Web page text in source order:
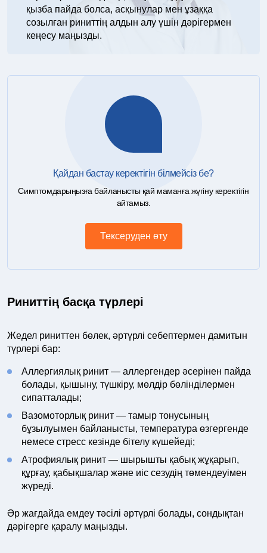
қызба пайда болса, асқынулар мен ұзаққа
созылған риниттің алдын алу үшін дәрігермен
кеңесу маңызды.
Қайдан бастау керектігін білмейсіз бе?
Симптомдарыңызға байланысты қай маманға жүгіну керектігін
айтамыз.
Тексеруден өту
Риниттің басқа түрлері
Жедел риниттен бөлек, әртүрлі себептермен дамитын
түрлері бар:
Аллергиялық ринит — аллергендер әсерінен пайда
болады, қышыну, түшкіру, мөлдір бөлінділермен
сипатталады;
Вазомоторлық ринит — тамыр тонусының
бұзылуымен байланысты, температура өзгергенде
немесе стресс кезінде бітелу күшейеді;
Атрофиялық ринит — шырышты қабық жұқарып,
құрғау, қабықшалар және иіс сезудің төмендеуімен
жүреді.
Әр жағдайда емдеу тәсілі әртүрлі болады, сондықтан
дәрігерге қаралу маңызды.